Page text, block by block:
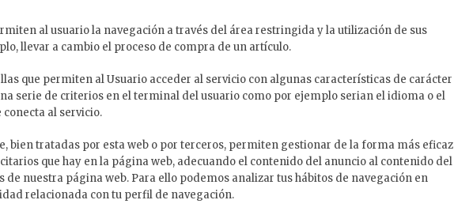
al usuario la navegación a través del área restringida y la utilización de sus
llevar a cambio el proceso de compra de un artículo.
que permiten al Usuario acceder al servicio con algunas características de carácter
serie de criterios en el terminal del usuario como por ejemplo serian el idioma o el
al servicio.
bien tratadas por esta web o por terceros, permiten gestionar de la forma más eficaz
que hay en la página web, adecuando el contenido del anuncio al contenido del
de nuestra página web. Para ello podemos analizar tus hábitos de navegación en
relacionada con tu perfil de navegación.